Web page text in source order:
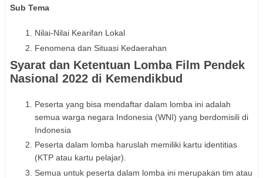
Sub Tema
Nilai-Nilai Kearifan Lokal
Fenomena dan Situasi Kedaerahan
Syarat dan Ketentuan Lomba Film Pendek
Nasional 2022 di Kemendikbud
Peserta yang bisa mendaftar dalam lomba ini adalah
semua warga negara Indonesia (WNI) yang berdomisili di
Indonesia
Peserta dalam lomba haruslah memiliki kartu identitias
(KTP atau kartu pelajar).
Semua untuk peserta dalam lomba ini merupakan tim atau